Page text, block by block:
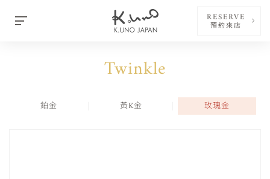
RESERVE
預約來店
Twinkle
鉑金 黃K金 玫瑰金